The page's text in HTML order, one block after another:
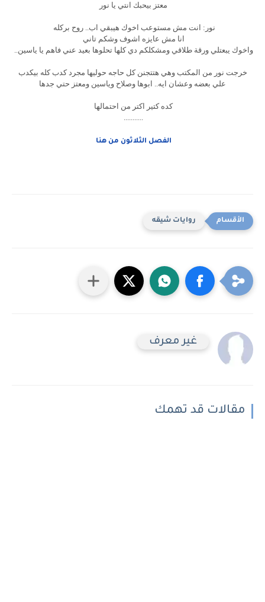
معتز بيحبك انتي يا نور
نور: انت مش مستوعب اخوك هيبقي اب.. روح بركله
انا مش عايزه اشوف وشكم تاني
واخوك يبعتلي ورقة طلاقي ومشكلكم دي كلها تحلوها بعيد عني فاهم يا ياسين..
خرجت نور من المكتب وهي هتتجنن كل حاجه حوليها مجرد كدب كله بيكدب
علي بعضه وعشان ايه.. ابوها وصلاح وياسين ومعتز حتي جدها
كده كتير اكتر من احتمالها
...........
الفصل الثلاثون من هنا
روايات شيقه
غير معرف
مقالات قد تهمك